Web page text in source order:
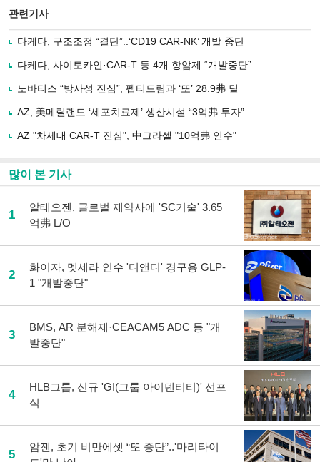
로
사
유
기
관련기사
다케다, 구조조정 “결단”..‘CD19 CAR-NK’ 개발 중단
다케다, 사이토카인·CAR-T 등 4개 항암제 “개발중단”
노바티스 “방사성 진심”, 펩티드림과 ‘또’ 28.9弗 딜
AZ, 美메릴랜드 ‘세포치료제’ 생산시설 “3억弗 투자”
AZ "차세대 CAR-T 진심", 中그라셀 "10억弗 인수"
많이 본 기사
1
알테오젠, 글로벌 제약사에 'SC기술' 3.65
억弗 L/O
2
화이자, 멧세라 인수 '디앤디' 경구용 GLP-
1 "개발중단"
3
BMS, AR 분해제·CEACAM5 ADC 등 "개
발중단"
4
HLB그룹, 신규 'GI(그룹 아이덴티티)' 선포
식
5
암젠, 초기 비만에셋 “또 중단”..'마리타이